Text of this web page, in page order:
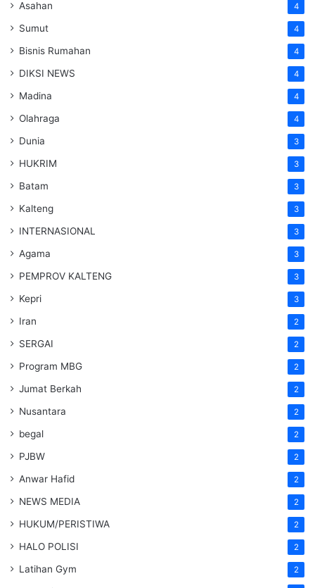
Asahan 4
Sumut 4
Bisnis Rumahan 4
DIKSI NEWS 4
Madina 4
Olahraga 4
Dunia 3
HUKRIM 3
Batam 3
Kalteng 3
INTERNASIONAL 3
Agama 3
PEMPROV KALTENG 3
Kepri 3
Iran 2
SERGAI 2
Program MBG 2
Jumat Berkah 2
Nusantara 2
begal 2
PJBW 2
Anwar Hafid 2
NEWS MEDIA 2
HUKUM/PERISTIWA 2
HALO POLISI 2
Latihan Gym 2